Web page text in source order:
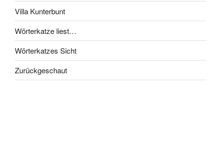
Villa Kunterbunt
Wörterkatze liest…
Wörterkatzes Sicht
Zurückgeschaut